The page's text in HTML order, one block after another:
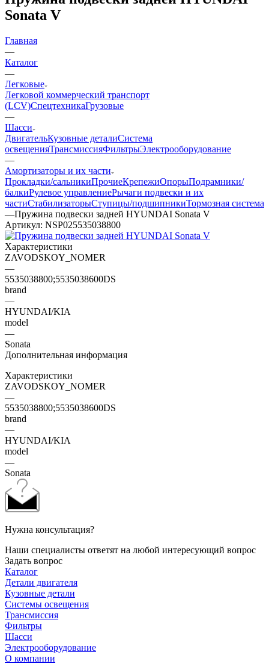
Sonata V
Главная
—
Каталог
—
Легковые
Легковой коммерческий транспорт
(LCV)СпецтехникаГрузовые
—
Шасси
ДвигательКузовные деталиСистема
освещенияТрансмиссияФильтрыЭлектрооборудование
—
Амортизаторы и их части
Прокладки/сальникиПрочиеКрепежиОпорыПодрамники/
балкиРулевое управлениеРычаги подвески и их
частиСтабилизаторыСтупицы/подшипникиТормозная система
—Пружина подвески задней HYUNDAI Sonata V
Артикул: NSP025535038800
Характеристики
ZAVODSKOY_NOMER
—
5535038800;5535038600DS
brand
—
HYUNDAI/KIA
model
—
Sonata
Дополнительная информация
Характеристики
ZAVODSKOY_NOMER
—
5535038800;5535038600DS
brand
—
HYUNDAI/KIA
model
—
Sonata
Нужна консультация?
Наши специалисты ответят на любой интересующий вопрос
Задать вопрос
Каталог
Детали двигателя
Кузовные детали
Системы освещения
Трансмиссия
Фильтры
Шасси
Электрооборудование
О компании